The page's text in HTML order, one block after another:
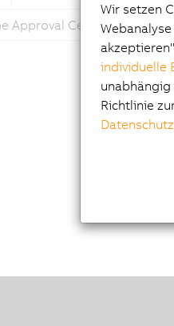
Approval Certificate -
Wir setzen
individuelle
Richtlinie